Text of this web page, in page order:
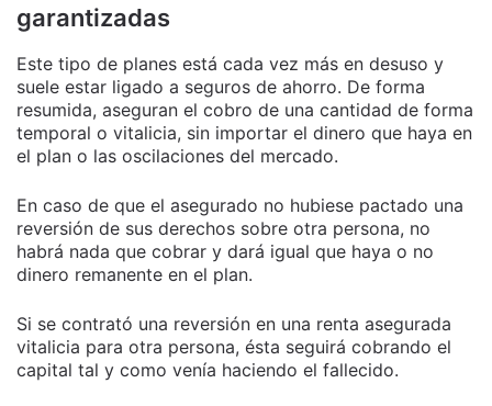
garantizadas
Este tipo de planes está cada vez más en desuso y
suele estar ligado a seguros de ahorro. De forma
resumida, aseguran el cobro de una cantidad de forma
temporal o vitalicia, sin importar el dinero que haya en
el plan o las oscilaciones del mercado.
En caso de que el asegurado no hubiese pactado una
reversión de sus derechos sobre otra persona, no
habrá nada que cobrar y dará igual que haya o no
dinero remanente en el plan.
Si se contrató una reversión en una renta asegurada
vitalicia para otra persona, ésta seguirá cobrando el
capital tal y como venía haciendo el fallecido.